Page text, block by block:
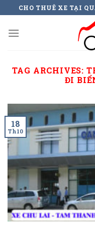
to
content
CHO THUÊ XE TẠI
TAG ARCHIVES:
ĐI
18
Th10